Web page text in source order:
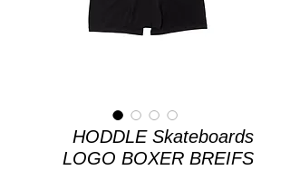
HODDLE Skateboards
LOGO BOXER BREIFS